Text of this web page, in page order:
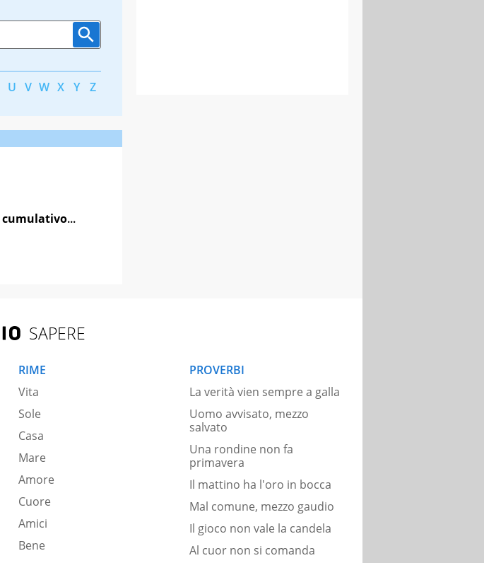
U V W X Y Z
cumulativo...
SAPERE
RIME
Vita
Sole
Casa
Mare
Amore
Cuore
Amici
Bene
PROVERBI
La verità vien sempre a galla
Uomo avvisato, mezzo
salvato
Una rondine non fa
primavera
Il mattino ha l'oro in bocca
Mal comune, mezzo gaudio
Il gioco non vale la candela
Al cuor non si comanda